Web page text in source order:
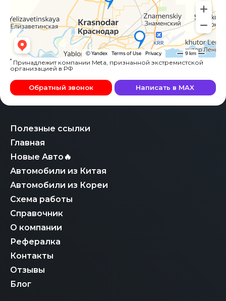
Полезные ссылки
Главная
Новые Авто🔥
Автомобили из Китая
Автомобили из Кореи
Схема работы
Справочник
О компании
Рефералка
Контакты
Отзывы
Блог
* Принадлежит компании Meta, признанной экстремистской
организацией в РФ
Обратный звонок Написать в MAX